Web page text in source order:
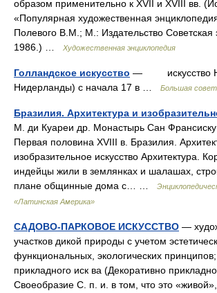
образом применительно к XVII и XVIII вв.
«Популярная художественная
Полевого В.М.; М.: Издательство Советская
1986.) …
Художественная энциклопедия
Голландское искусство — искусство
Нидерланды) с начала 17 в …
Большая
Бразилия. Архитектура и
М. ди Куареи др. Монастырь Сан Франсиску
Первая половина XVIII в. Бразилия.
изобразительное искусство Архитектура.
индейцы жили в землянках и шалашах,
плане общинные дома с… …
«Латинская Америка»
САДОВО-ПАРКОВОЕ ИСКУССТВО —
участков дикой природы с учетом
функциональных, экологических
прикладного иск ва (Декоративно
Своеобразие С. п. и. в том, что это